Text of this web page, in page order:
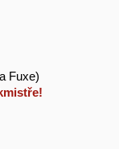
Fuxe)